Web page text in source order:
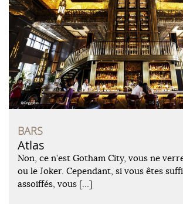
BARS
Atlas
Non, ce n’est Gotham City, vous ne
ou le Joker. Cependant, si vous êtes
assoiffés, vous […]